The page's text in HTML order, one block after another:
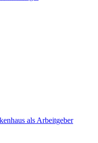
als Arbeitgeber